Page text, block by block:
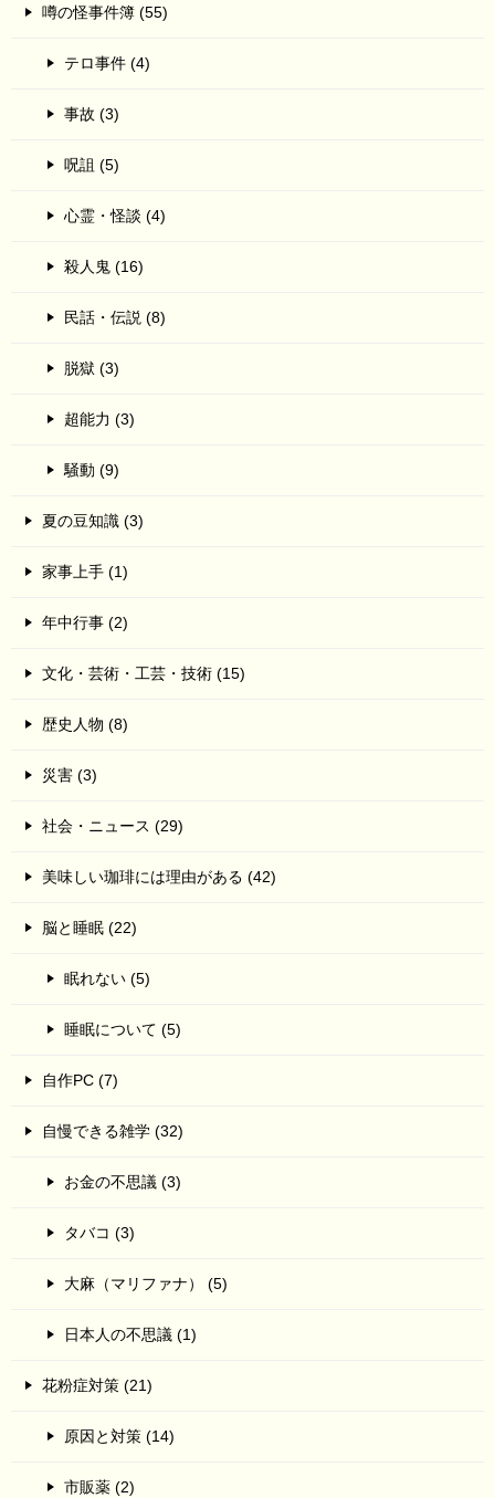
噂の怪事件簿 (55)
テロ事件 (4)
事故 (3)
呪詛 (5)
心霊・怪談 (4)
殺人鬼 (16)
民話・伝説 (8)
脱獄 (3)
超能力 (3)
騒動 (9)
夏の豆知識 (3)
家事上手 (1)
年中行事 (2)
文化・芸術・工芸・技術 (15)
歴史人物 (8)
災害 (3)
社会・ニュース (29)
美味しい珈琲には理由がある (42)
脳と睡眠 (22)
眠れない (5)
睡眠について (5)
自作PC (7)
自慢できる雑学 (32)
お金の不思議 (3)
タバコ (3)
大麻（マリファナ） (5)
日本人の不思議 (1)
花粉症対策 (21)
原因と対策 (14)
市販薬 (2)